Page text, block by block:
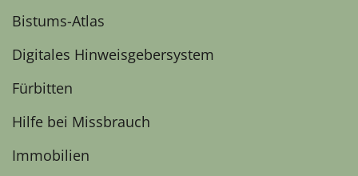
Bistums-Atlas
Digitales Hinweisgebersystem
Fürbitten
Hilfe bei Missbrauch
Immobilien